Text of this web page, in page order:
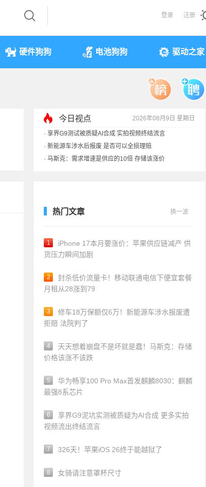
登录 注册
硬件狗狗 电池狗狗 驱动之家
今日视点 2026年08月9日 星期日
· 享界G9测试被质疑AI合成 实拍视频终结流言
· 新能源车涉水后报废 是否可以全损理赔
· 马斯克：需求增速是供应的10倍 存储该涨价
热门文章 换一波
1
iPhone 17本月要涨价：苹果供应链减产 供
货压力瞬间加剧
2
封杀低价流量卡！移动联通电信下便宜套餐
月租从28涨到79
3
修车18万保额仅6万！新能源车涉水报废遭
拒赔 法院判了
4
天天想着崩盘不是坏就是蠢！马斯克：存储
价格该涨不该跌
5
华为畅享100 Pro Max首发麒麟8030：麒麟
最强8系芯片
6
享界G9泥坑实测被质疑为AI合成 更多实拍
视频流出终结流言
7 326天！苹果iOS 26终于能越狱了
8 女骑请注意罩杯尺寸